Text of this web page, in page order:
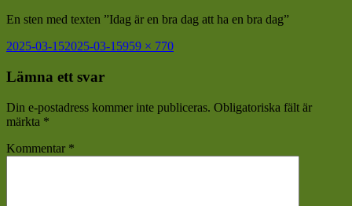
En sten med texten ”Idag är en bra dag att ha en bra dag”
Postat
2025-03-152025-03-15Full
959 × 770
Lämna ett svar
Din e-postadress kommer inte publiceras. Obligatoriska fält är
märkta *
Kommentar *